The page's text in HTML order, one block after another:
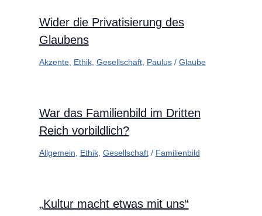
Wider die Privatisierung des
Glaubens
Akzente, Ethik, Gesellschaft, Paulus/ Glaube
War das Familienbild im Dritten
Reich vorbildlich?
Allgemein, Ethik, Gesellschaft/ Familienbild
„Kultur macht etwas mit uns“